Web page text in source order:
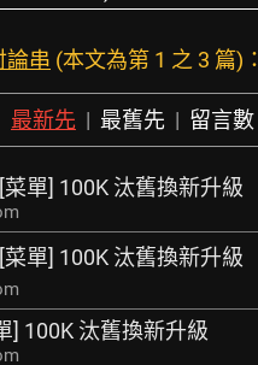
論串 (本文為第 1 之 3 篇)：
最新先 | 最舊先 | 留言數
菜單] 100K 汰舊換新升級
菜單] 100K 汰舊換新升級
] 100K 汰舊換新升級